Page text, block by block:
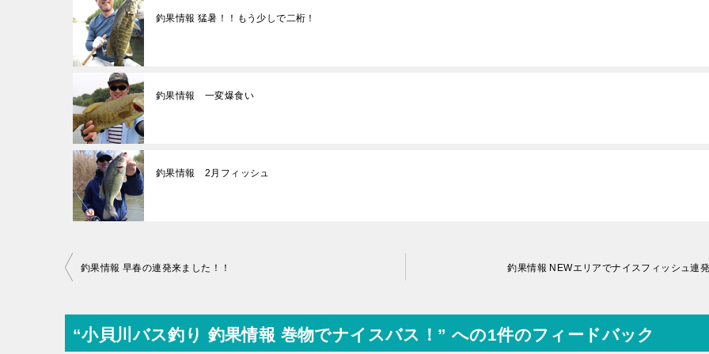
釣果情報 猛暑！！もう少しで二桁！
釣果情報 一変爆食い
釣果情報 2月フィッシュ
投
ナ
ビ
釣果情報 早春の連発来ました！！ 釣果情報 NEWエリアでナイスフィッシュ連
“小貝川バス釣り 釣果情報 巻物でナイスバス！” への1件のフィードバック